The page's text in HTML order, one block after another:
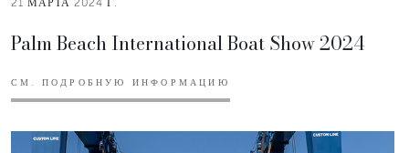
Palm Beach International Boat Show 2024
СМ. ПОДРОБНУЮ ИНФОРМАЦИЮ